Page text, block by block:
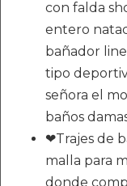
con falda
entero
bañador
tipo
señora el
baños
❤Trajes de
malla para
donde